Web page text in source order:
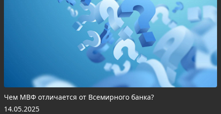
Чем МВФ отличается от Всемирного банка?
14.05.2025